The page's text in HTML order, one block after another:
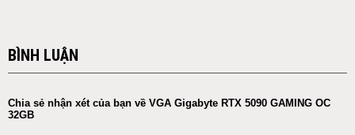
BÌNH LUẬN
Chia sẻ nhận xét của bạn về VGA Gigabyte RTX 5090 GAMING OC
32GB